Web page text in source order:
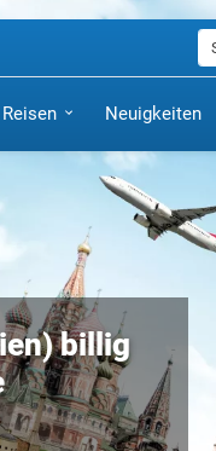
Neuigkeiten
billig